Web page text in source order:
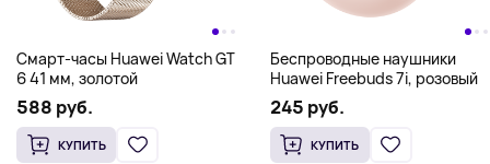
Смарт-часы Huawei Watch GT
6 41 мм, золотой
588 руб.
КУПИТЬ
Беспроводные наушники
Huawei Freebuds 7i, розовый
245 руб.
КУПИТЬ